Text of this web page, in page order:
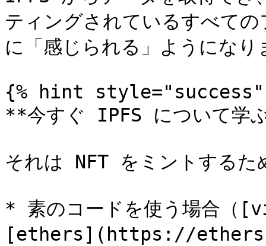
ティングされているすべて
に「感じられる」ようになり
{% hint style="success"
**今すぐ IPFS について学
それは NFT をミントするた
* 素のコードを使う場合
[ethers](https://